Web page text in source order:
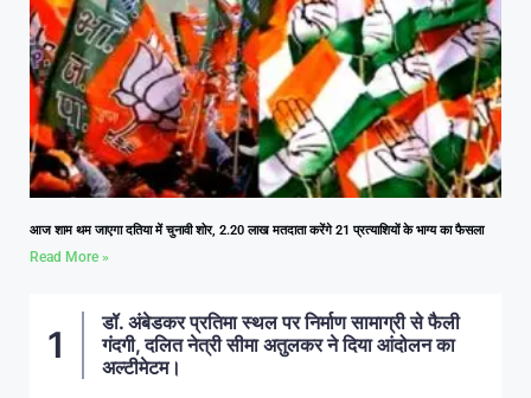
आज शाम थम जाएगा दतिया में चुनावी शोर, 2.20 लाख मतदाता करेंगे 21 प्रत्याशियों के भाग्य का फैसला
Read More »
डॉ. अंबेडकर प्रतिमा स्थल पर निर्माण सामाग्री से फैली
गंदगी, दलित नेत्री सीमा अतुलकर ने दिया आंदोलन का
अल्टीमेटम।